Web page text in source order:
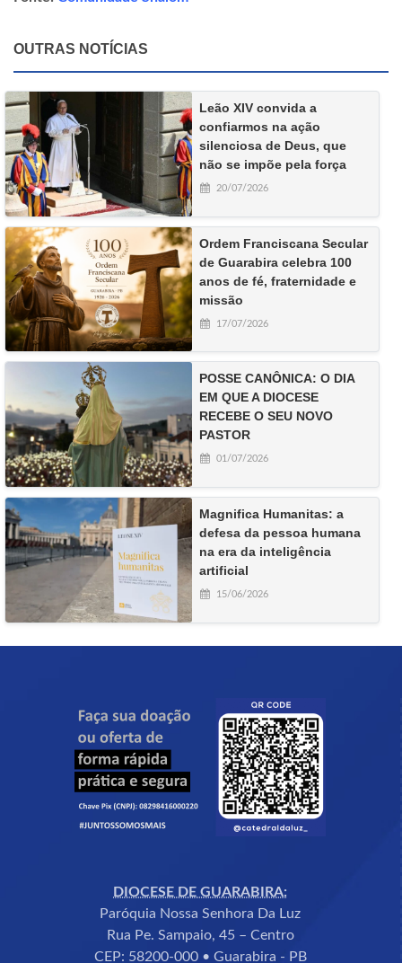
OUTRAS NOTÍCIAS
Leão XIV convida a
confiarmos na ação
silenciosa de Deus, que
não se impõe pela força
20/07/2026
Ordem Franciscana Secular
de Guarabira celebra 100
anos de fé, fraternidade e
missão
17/07/2026
POSSE CANÔNICA: O DIA
EM QUE A DIOCESE
RECEBE O SEU NOVO
PASTOR
01/07/2026
Magnifica Humanitas: a
defesa da pessoa humana
na era da inteligência
artificial
15/06/2026
DIOCESE DE GUARABIRA:
Paróquia Nossa Senhora Da Luz
Rua Pe. Sampaio, 45 – Centro
CEP: 58200-000 • Guarabira - PB